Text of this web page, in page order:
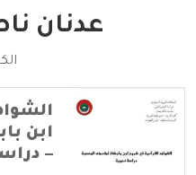
عدنان
ابن
–